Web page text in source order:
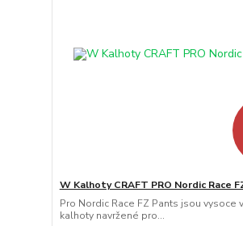
W Kalhoty CRAFT PRO Nordic Race
Pro Nordic Race FZ Pants jsou vysoce
kalhoty navržené pro...